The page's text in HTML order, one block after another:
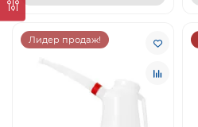
Лидер продаж!